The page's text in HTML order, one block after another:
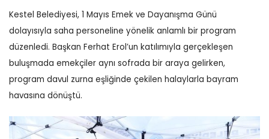
Kestel Belediyesi, 1 Mayıs Emek ve Dayanışma Günü
dolayısıyla saha personeline yönelik anlamlı bir program
düzenledi. Başkan Ferhat Erol’un katılımıyla gerçekleşen
buluşmada emekçiler aynı sofrada bir araya gelirken,
program davul zurna eşliğinde çekilen halaylarla bayram
havasına dönüştü.